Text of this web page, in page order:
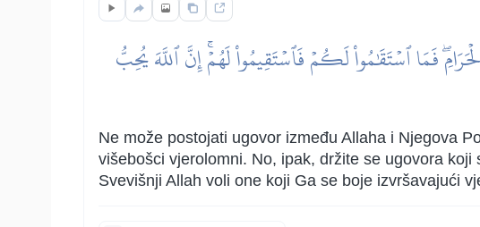
فَمَا ٱسۡتَقَٰمُواْ لَكُمۡ فَٱسۡتَقِيمُواْ لَهُمۡۚ إِنَّ ٱللَّهَ يُحِبُّ
Ne može postojati ugovor između Allaha i Njegova
višebošci vjerolomni. No, ipak, držite se ugovora
Svevišnji Allah voli one koji Ga se boje izvršavajući